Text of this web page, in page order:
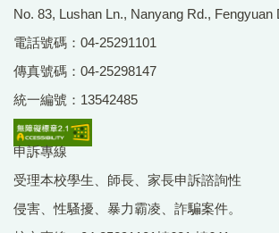
No. 83, Lushan Ln., Nanyang Rd.,
電話號碼：04-25291101
傳真號碼：04-25298147
統一編號：13542485
申訴專線
受理本校學生、師長、家長申訴諮詢性
侵害、性騷擾、暴力霸凌、詐騙案件。